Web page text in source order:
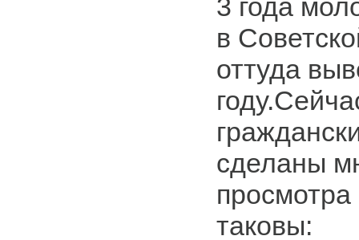
3 года
в
оттуда
сделаны
таковы: